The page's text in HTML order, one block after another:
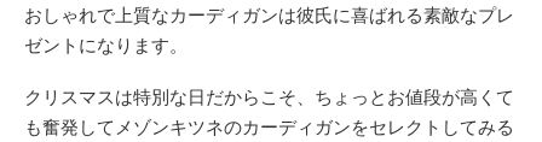
おしゃれで上質なカーディガンは彼氏に喜ばれる素敵なプレ
ゼントになります。
クリスマスは特別な日だからこそ、ちょっとお値段が高くて
も奮発してメゾンキツネのカーディガンをセレクトしてみる